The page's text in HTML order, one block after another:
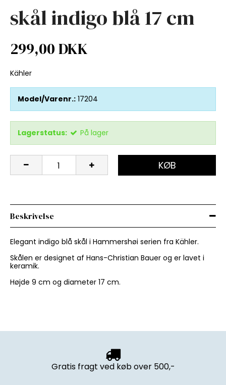
skål indigo blå 17 cm
299,00 DKK
Kähler
Model/Varenr.: 17204
Lagerstatus: På lager
KØB
Beskrivelse
Elegant indigo blå skål i Hammershøi serien fra Kähler.
Skålen er designet af Hans-Christian Bauer og er lavet i
keramik.
Højde 9 cm og diameter 17 cm.
Gratis fragt ved køb over 500,-